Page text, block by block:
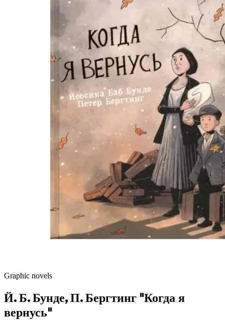
Graphic novels
Й. Б. Бунде, П. Бергтинг "Когда я
вернусь"